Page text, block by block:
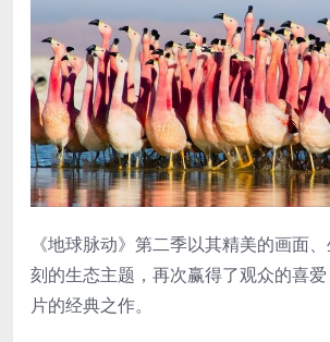
《地球脉动》第二季以其精美的画面
刻的生态主题，再次赢得了观众的喜
片的经典之作。